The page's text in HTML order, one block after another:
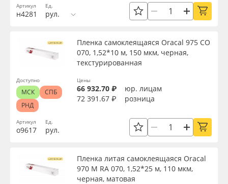
Применить
Сбросить фильтр
Артикул
н4281
Ед.
рул.
Артикул
о9617
Пленка самоклеящаяся Oracal 975 CO
070, 1,52*10 м, 150 мкм, черная,
текстурированная
Ед.
рул.
Цены
66 932.70 ₽
юр. лицам
72 391.67 ₽
розница
Доступно
МСК
СПБ
РНД
Пленка литая самоклеящаяся Oracal
970 M RA 070, 1,52*25 м, 110 мкм,
черная, матовая